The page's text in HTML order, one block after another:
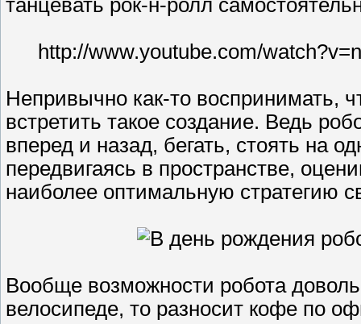
танцевать рок-н-ролл
http://www.youtube.com/
Непривычно как-то воспринимать,
встретить такое создание. Ведь
вперед и назад, бегать, стоять на
передвигаясь в пространстве,
наиболее оптимальную стратегию
Вообще возможности робота
велосипеде, то разносит кофе по